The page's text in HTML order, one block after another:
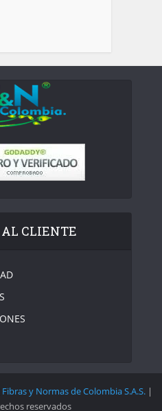
CLIENTE
Fibras y Normas de Colombia S.A.S. |
reservados